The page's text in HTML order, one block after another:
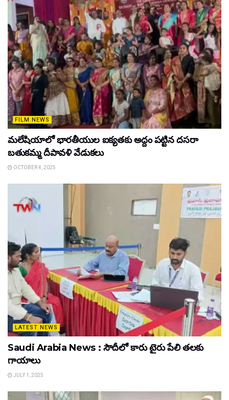
FILM NEWS
మలేషియాలో భారతీయుల ఐక్యతకు అద్దం పట్టిన దసరా
బతుకమ్మ దీపావళి వేడుకలు
OCTOBER 4, 2025
LATEST NEWS
Saudi Arabia News : సౌదీలో కారు టైరు పేలి తలకు
గాయాలు
JULY 1, 2025